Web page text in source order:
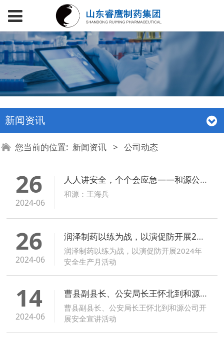
新闻资讯
您当前的位置: 新闻资讯 > 公司动态
26
2024-06
人人讲安全，个个会应急——和源公司开展综合应急救援演练
和源：王海兵
26
2024-06
润泽制药以练为战，以演促防开展2024年安全生产月活动
润泽制药以练为战，以演促防开展2024年
安全生产月活动
14
2024-06
曹县副县长、公安局长王怀北到和源公司开展安全宣讲活动
曹县副县长、公安局长王怀北到和源公司开
展安全宣讲活动